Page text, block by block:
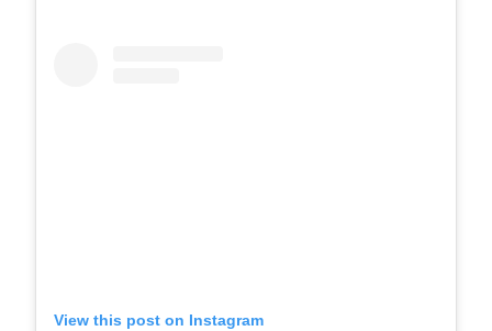
View this post on Instagram